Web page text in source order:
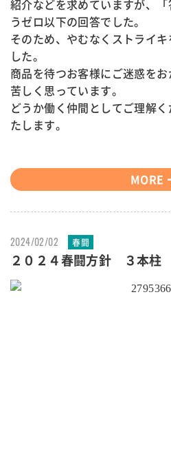
紹介などを求めていますが、
うゼロ以下の回答でした。
そのため、やむなくストライ
した。
商品を待つお客様にご迷惑を
苦しく思っています。
どうか働く仲間としてご理解
たします。
MORE
2024/02/02 春闘
２０２４春闘方針 ３本柱